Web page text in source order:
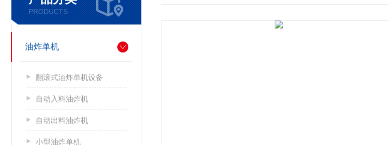
PRODUCTS
油炸单机
翻滚式油炸单机设备
自动入料油炸机
自动出料油炸机
小型油炸单机